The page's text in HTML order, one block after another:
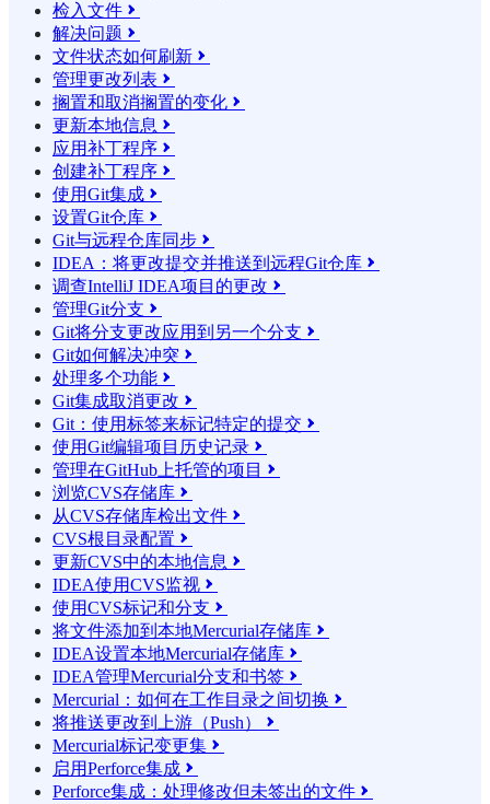
检入文件 
解决问题 
文件状态如何刷新 
管理更改列表 
搁置和取消搁置的变化 
更新本地信息 
应用补丁程序 
创建补丁程序 
使用Git集成 
设置Git仓库 
Git与远程仓库同步 
IDEA：将更改提交并推送到远程Git仓库 
调查IntelliJ IDEA项目的更改 
管理Git分支 
Git将分支更改应用到另一个分支 
Git如何解决冲突 
处理多个功能 
Git集成取消更改 
Git：使用标签来标记特定的提交 
使用Git编辑项目历史记录 
管理在GitHub上托管的项目 
浏览CVS存储库 
从CVS存储库检出文件 
CVS根目录配置 
更新CVS中的本地信息 
IDEA使用CVS监视 
使用CVS标记和分支 
将文件添加到本地Mercurial存储库 
IDEA设置本地Mercurial存储库 
IDEA管理Mercurial分支和书签 
Mercurial：如何在工作目录之间切换 
将推送更改到上游（Push） 
Mercurial标记变更集 
启用Perforce集成 
Perforce集成：处理修改但未签出的文件 